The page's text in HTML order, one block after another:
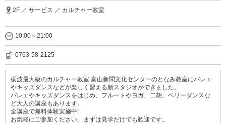
2F ／ サービス ／ カルチャー教室
10:00～21:00
0763-58-2125
砺波最大級のカルチャー教室 富山新聞文化センターのとなみ教室にバレエ
やキッズダンスなどが楽しく習える新スタジオができました。
バレエやキッズダンスをはじめ、フルートやヨガ、二胡、ベリーダンスな
ど大人の講座もあります。
全講座で無料体験実施中!
お気軽にご参加ください。まずは見学だけでも歓迎です。